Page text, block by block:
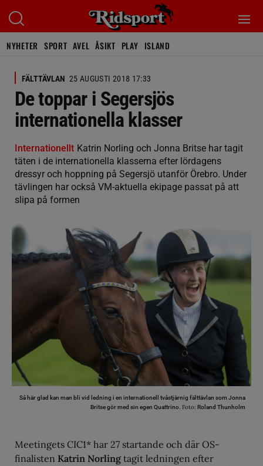
NYHETER SPORT AVEL ÅSIKT PLAY ISLAND
FÄLTTÄVLAN 25 AUGUSTI 2018 17:33
De toppar i Segersjös
internationella klasser
Internationellt Katrin Norling och Jonna Britse har tagit
täten i de internationella klasserna efter lördagens
dressyr och hoppning på Segersjö utanför Örebro. Under
tävlingen har också VM-aktuella ekipage passat på att
slipa på formen
Så här glad kan man bli vid ledning i en internationell tvåstjärnig fälttävlan som Jonna
Britse gör med sin egen Quattrino. Foto: Roland Thunholm
Meetingets CIC1* har 27 startande och där OS-
finalisten Katrin Norlingtagit ledningen efter